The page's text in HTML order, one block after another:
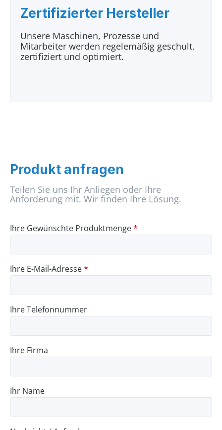
Zertifizierter Hersteller
Unsere Maschinen, Prozesse und
Mitarbeiter werden regelemäßig geschult,
zertifiziert und optimiert.
Produkt anfragen
Teilen Sie uns Ihr Anliegen oder Ihre
Anforderung mit. Wir finden Ihre Lösung.
Ihre Gewünschte Produktmenge*
Ihre E-Mail-Adresse*
Ihre Telefonnummer
Ihre Firma
Ihr Name